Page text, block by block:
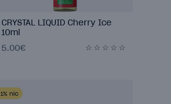
CRYSTAL LIQUID Cherry Ice
10ml
5.00€
1% nic